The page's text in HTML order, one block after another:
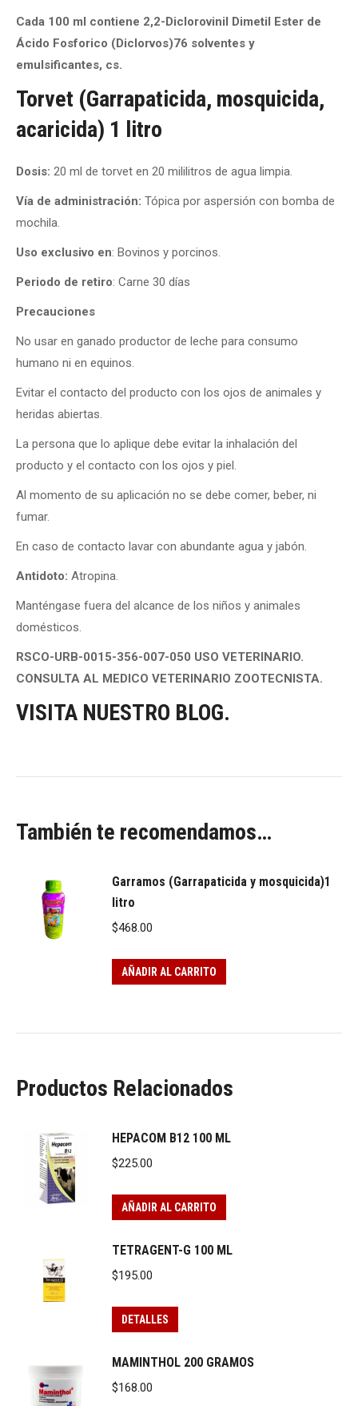
Cada 100 ml contiene 2,2-Diclorovinil Dimetil Ester de
Ácido Fosforico (Diclorvos)76 solventes y
emulsificantes, cs.
Torvet (Garrapaticida, mosquicida,
acaricida) 1 litro
Dosis: 20 ml de torvet en 20 mililitros de agua limpia.
Vía de administración: Tópica por aspersión con bomba de
mochila.
Uso exclusivo en: Bovinos y porcinos.
Periodo de retiro: Carne 30 días
Precauciones
No usar en ganado productor de leche para consumo
humano ni en equinos.
Evitar el contacto del producto con los ojos de animales y
heridas abiertas.
La persona que lo aplique debe evitar la inhalación del
producto y el contacto con los ojos y piel.
Al momento de su aplicación no se debe comer, beber, ni
fumar.
En caso de contacto lavar con abundante agua y jabón.
Antidoto: Atropina.
Manténgase fuera del alcance de los niños y animales
domésticos.
RSCO-URB-0015-356-007-050 USO VETERINARIO.
CONSULTA AL MEDICO VETERINARIO ZOOTECNISTA.
VISITA NUESTRO BLOG.
También te recomendamos…
Garramos (Garrapaticida y mosquicida)1
litro
$468.00
AÑADIR AL CARRITO
Productos Relacionados
HEPACOM B12 100 ML
$225.00
AÑADIR AL CARRITO
TETRAGENT-G 100 ML
$195.00
DETALLES
MAMINTHOL 200 GRAMOS
$168.00